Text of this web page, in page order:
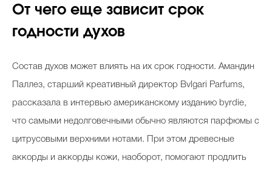
От чего еще зависит срок
годности духов
Состав духов может влиять на их срок годности. Амандин
Паллез, старший креативный директор Bvlgari Parfums,
рассказала в интервью американскому изданию byrdie,
что самыми недолговечными обычно являются парфюмы с
цитрусовыми верхними нотами. При этом древесные
аккорды и аккорды кожи, наоборот, помогают продлить